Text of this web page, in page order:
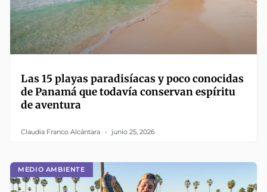
Las 15 playas paradisíacas y poco conocidas
de Panamá que todavía conservan espíritu
de aventura
Claudia Franco Alcántara junio 25, 2026
MEDIO AMBIENTE